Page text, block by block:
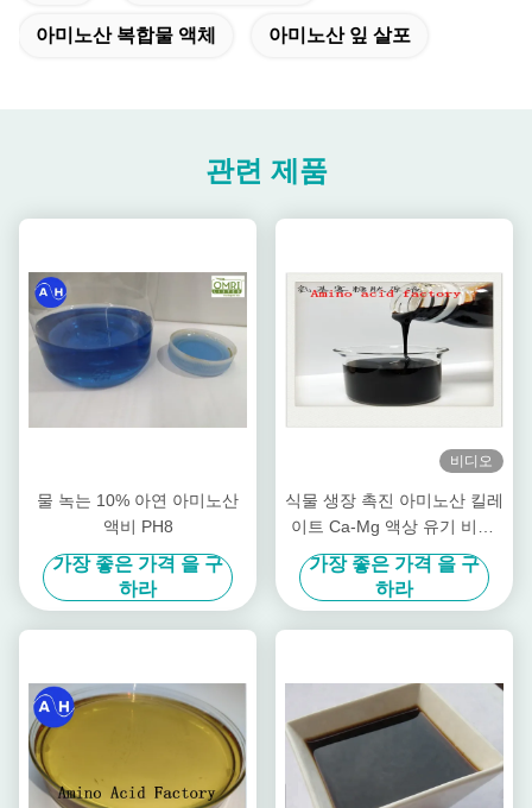
아미노산 복합물 액체 아미노산 잎 살포
관련 제품
물 녹는 10% 아연 아미노산
액비 PH8
가장 좋은 가격 을 구
하라
비디오
식물 생장 촉진 아미노산 킬레
이트 Ca-Mg 액상 유기 비료,
과수 특화
가장 좋은 가격 을 구
하라